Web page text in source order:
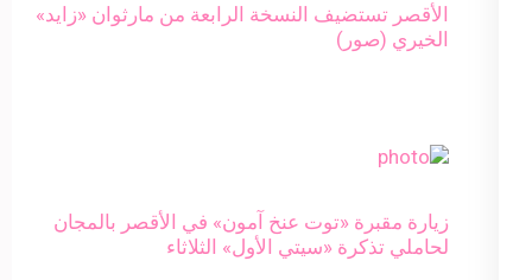
الأقصر تستضيف النسخة الرابعة من مارثوان «زايد»
الخيري (صور)
زيارة مقبرة «توت عنخ آمون» في الأقصر بالمجان
لحاملي تذكرة «سيتي الأول» الثلاثاء